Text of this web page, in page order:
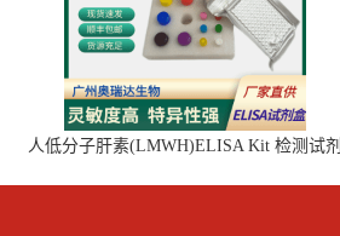
人低分子肝素(LMWH)ELISA Kit 检测试剂